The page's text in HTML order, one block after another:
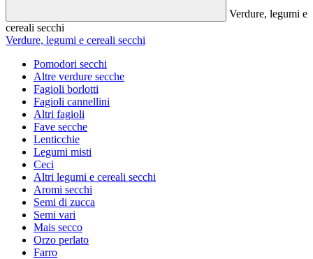
Verdure, legumi e
cereali secchi
Verdure, legumi e cereali secchi
Pomodori secchi
Altre verdure secche
Fagioli borlotti
Fagioli cannellini
Altri fagioli
Fave secche
Lenticchie
Legumi misti
Ceci
Altri legumi e cereali secchi
Aromi secchi
Semi di zucca
Semi vari
Mais secco
Orzo perlato
Farro